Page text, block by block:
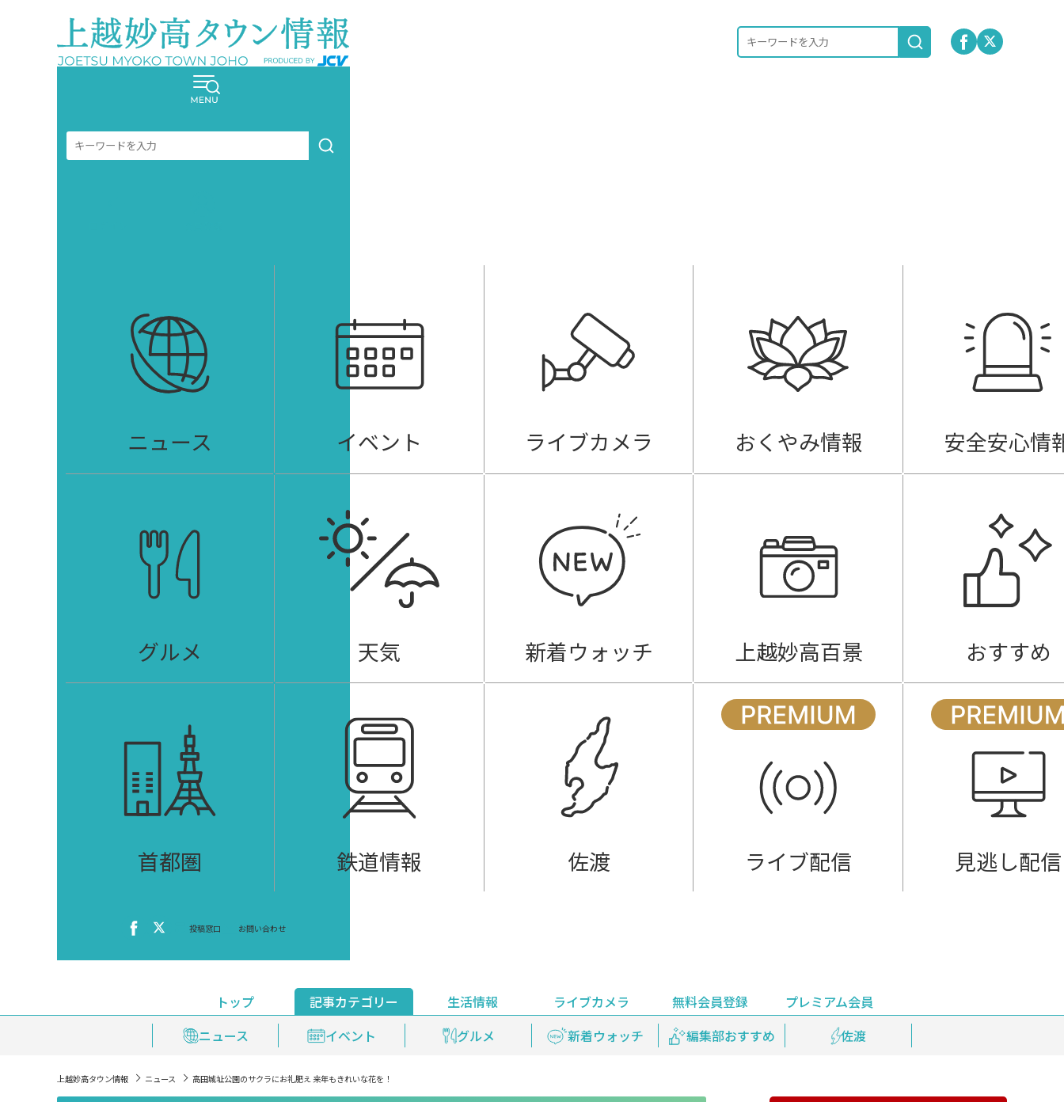
ニュース イベント ライブカメラ おくやみ情報 安全安心情
グルメ 天気 新着ウォッチ 上越妙高百景 おすすめ
首都圏 鉄道情報 佐渡 ライブ配信 見逃し配信
投稿窓口 お問い合わせ
トップ
記事カテゴリー
ニュース
イベント グルメ 新着ウォッチ 編集部おすすめ 佐渡
生活情報
おくやみ情報
安全安心情報 天気 上越妙高百景 鉄道情報
ライブカメラ 無料会員登録
プレミアム会員
ライブ配信
見逃し配信 プレミアム会員登録
上越妙高タウン情報 ニュース 高田城址公園のサクラにお礼肥え 来年もきれいな花を！